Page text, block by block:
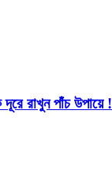
রাখুন পাঁচ উপায়ে !